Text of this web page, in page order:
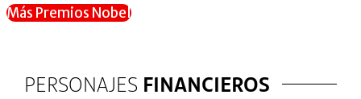
Más Premios Nobel
PERSONAJES FINANCIEROS